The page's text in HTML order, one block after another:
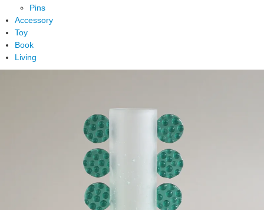
Pins
Accessory
Toy
Book
Living